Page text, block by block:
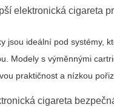
elektronická cigareta
jsou ideální pod systémy,
Modely s výměnnými
praktičnost a nízkou
cigareta